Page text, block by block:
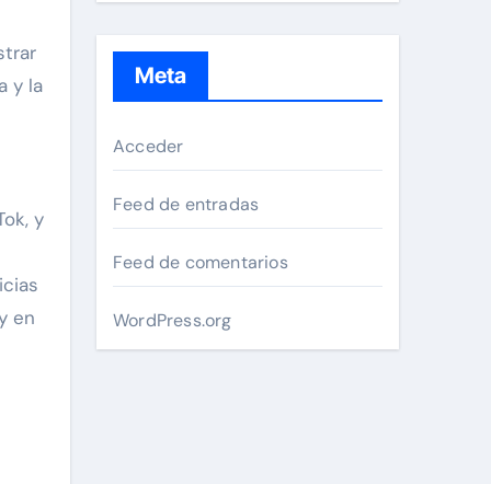
y la
y
en
Meta
Acceder
Feed de entradas
Feed de comentarios
WordPress.org